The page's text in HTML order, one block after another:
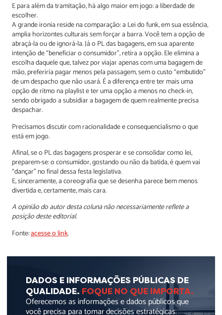
E para além da tramitação, há algo maior em jogo: a liberdade de
escolher.
A grande ironia reside na comparação: a Lei do funk, em sua essência,
amplia horizontes culturais sem forçar a barra. Você tem a opção de
abraçá-la ou de ignorá-la. Já o PL das bagagens, em sua aparente
intenção de “beneficiar o consumidor”, retira a opção. Ele elimina a
escolha daquele que, talvez por viajar apenas com uma bagagem de
mão, preferiria pagar menos pela passagem, sem o custo “embutido”
de um despacho que não usará. É a diferença entre ter mais uma
opção de ritmo na playlist e ter uma opção a menos no check-in,
sendo obrigado a subsidiar a bagagem de quem realmente precisa
despachar.
Precisamos discutir com racionalidade e consequencialismo o que
está em jogo.
Afinal, se o PL das bagagens prosperar e se consolidar como lei,
preparem-se: o consumidor, gostando ou não da batida, é quem vai
“dançar” no final dessa festa legislativa.
E, sinceramente, a coreografia que se desenha parece bem menos
divertida e, certamente, mais cara.
A opinião do autor desta coluna não necessariamente reflete a
posição deste editorial.
Fonte:acesse o link.
DADOS E INFORMAÇÕES PÚBLICAS DE
QUALIDADE. FOQUE NO QUE IMPORTA.
Oferecemos as informações e dados públicos que
você precisa para tomar decisões estratégicas.